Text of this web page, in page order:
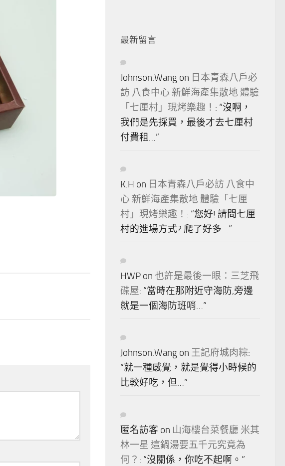
最新留言
Johnson.Wang on 日本青森八戶必
訪 八食中心 新鮮海產集散地 體驗
「七厘村」現烤樂趣！ : “沒啊，
我們是先採買，最後才去七厘村
付費租…”
K.H on 日本青森八戶必訪 八食中
心 新鮮海產集散地 體驗「七厘
村」現烤樂趣！ : “您好! 請問七厘
村的進場方式? 爬了好多…”
HWP on 也許是最後一眼：三芝飛
碟屋: “當時在那附近守海防,旁邊
就是一個海防班哨…”
Johnson.Wang on 王記府城肉粽:
“就一種感覺，就是覺得小時候的
比較好吃，但…”
匿名訪客 on 山海樓台菜餐廳 米其
林一星 這鍋湯要五千元究竟為
何？ : “沒關係，你吃不起啊。 ”